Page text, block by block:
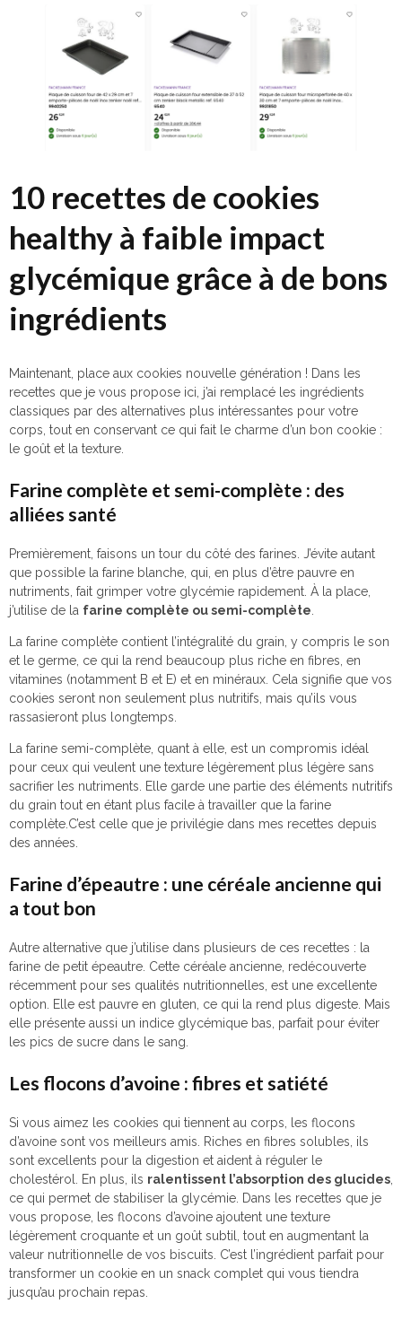
10 recettes de cookies
healthy à faible impact
glycémique grâce à de bons
ingrédients
Maintenant, place aux cookies nouvelle génération ! Dans les
recettes que je vous propose ici, j’ai remplacé les ingrédients
classiques par des alternatives plus intéressantes pour votre
corps, tout en conservant ce qui fait le charme d’un bon cookie :
le goût et la texture.
Farine complète et semi-complète : des
alliées santé
Premièrement, faisons un tour du côté des farines. J’évite autant
que possible la farine blanche, qui, en plus d’être pauvre en
nutriments, fait grimper votre glycémie rapidement. À la place,
j’utilise de la farine complète ou semi-complète.
La farine complète contient l’intégralité du grain, y compris le son
et le germe, ce qui la rend beaucoup plus riche en fibres, en
vitamines (notamment B et E) et en minéraux. Cela signifie que vos
cookies seront non seulement plus nutritifs, mais qu’ils vous
rassasieront plus longtemps.
La farine semi-complète, quant à elle, est un compromis idéal
pour ceux qui veulent une texture légèrement plus légère sans
sacrifier les nutriments. Elle garde une partie des éléments nutritifs
du grain tout en étant plus facile à travailler que la farine
complète.C’est celle que je privilégie dans mes recettes depuis
des années.
Farine d’épeautre : une céréale ancienne qui
a tout bon
Autre alternative que j’utilise dans plusieurs de ces recettes : la
farine de petit épeautre. Cette céréale ancienne, redécouverte
récemment pour ses qualités nutritionnelles, est une excellente
option. Elle est pauvre en gluten, ce qui la rend plus digeste. Mais
elle présente aussi un indice glycémique bas, parfait pour éviter
les pics de sucre dans le sang.
Les flocons d’avoine : fibres et satiété
Si vous aimez les cookies qui tiennent au corps, les flocons
d’avoine sont vos meilleurs amis. Riches en fibres solubles, ils
sont excellents pour la digestion et aident à réguler le
cholestérol. En plus, ils ralentissent l’absorption des glucides,
ce qui permet de stabiliser la glycémie. Dans les recettes que je
vous propose, les flocons d’avoine ajoutent une texture
légèrement croquante et un goût subtil, tout en augmentant la
valeur nutritionnelle de vos biscuits. C’est l’ingrédient parfait pour
transformer un cookie en un snack complet qui vous tiendra
jusqu’au prochain repas.